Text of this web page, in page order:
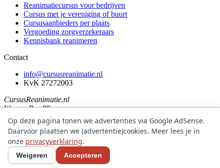
Reanimatiecursus voor bedrijven
Cursus met je vereniging of buurt
Cursusaanbieders per plaats
Vergoeding zorgverzekeraars
Kennisbank reanimeren
Contact
info@cursusreanimatie.nl
KvK 27272003
CursusReanimatie.nl
Weg en Bos 80
2661 GZ Bergschenhoek (Lansingerland)
Privacyverklaring
© 2026 CursusReanimatie.nl - Reanimatiecursussen volgens de
richtlijnen van de Nederlandse Reanimatie Raad.
Op deze pagina tonen we advertenties via Google AdSense.
Daarvoor plaatsen we (advertentie)cookies. Meer lees je in
onze privacyverklaring.
Weigeren Accepteren